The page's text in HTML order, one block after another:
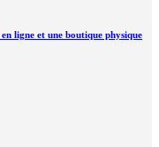
ligne et une boutique physique